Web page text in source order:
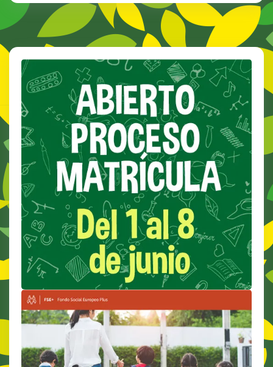
Historia
Árbol
De
Navidad
Del
CEIP
Padre
Manjón